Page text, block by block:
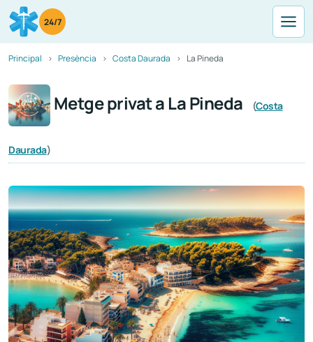
24/7
Principal Presència Costa Daurada La Pineda
Metge privat a La Pineda (Costa
Daurada)